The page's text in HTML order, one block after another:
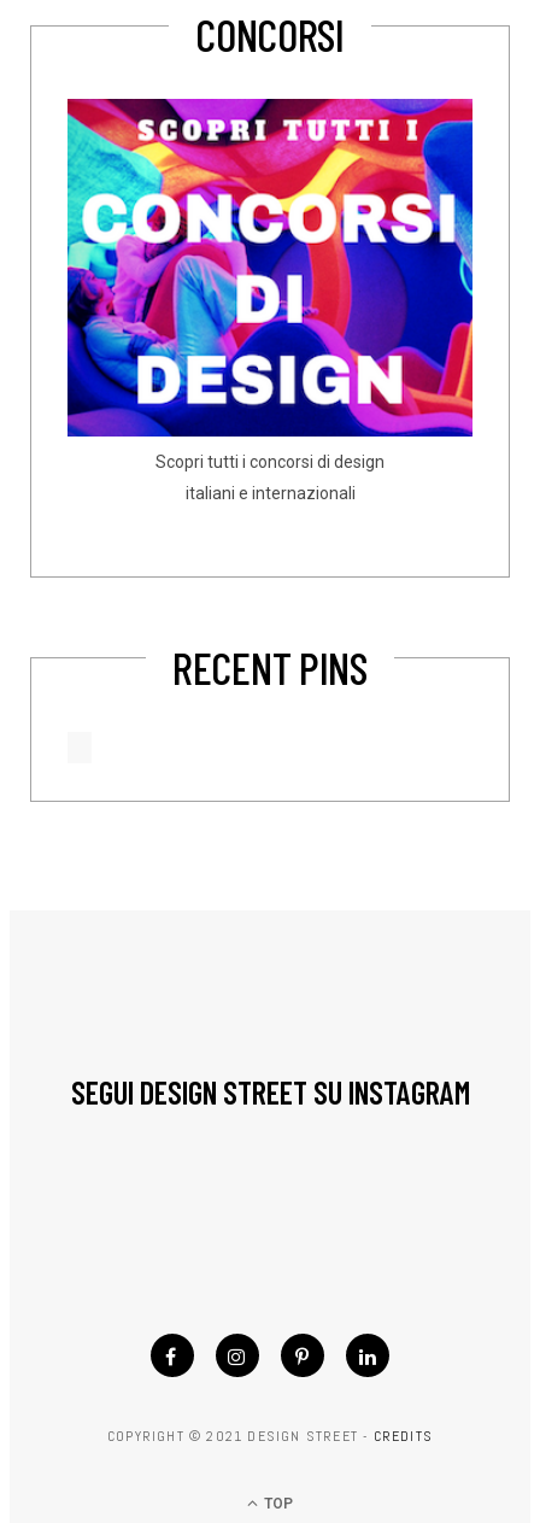
CONCORSI
Scopri tutti i concorsi di design
italiani e internazionali
RECENT PINS
SEGUI DESIGN STREET SU INSTAGRAM
COPYRIGHT © 2021 DESIGN STREET - CREDITS
TOP